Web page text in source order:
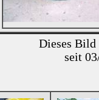
Dieses Bild
seit